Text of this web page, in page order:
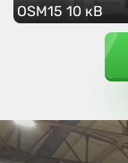
OSM15 10 кВ